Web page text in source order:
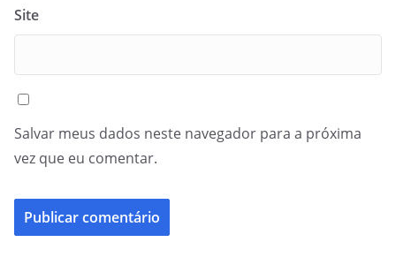
Site
Salvar meus dados neste navegador para a próxima
vez que eu comentar.